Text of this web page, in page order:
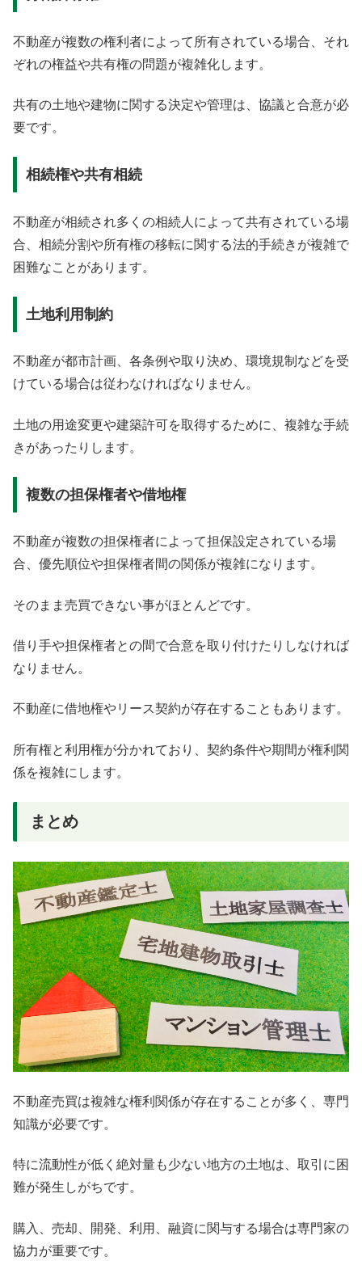
不動産が複数の権利者によって所有されている場合、それ
ぞれの権益や共有権の問題が複雑化します。
共有の土地や建物に関する決定や管理は、協議と合意が必
要です。
相続権や共有相続
不動産が相続され多くの相続人によって共有されている場
合、相続分割や所有権の移転に関する法的手続きが複雑で
困難なことがあります。
土地利用制約
不動産が都市計画、各条例や取り決め、環境規制などを受
けている場合は従わなければなりません。
土地の用途変更や建築許可を取得するために、複雑な手続
きがあったりします。
複数の担保権者や借地権
不動産が複数の担保権者によって担保設定されている場
合、優先順位や担保権者間の関係が複雑になります。
そのまま売買できない事がほとんどです。
借り手や担保権者との間で合意を取り付けたりしなければ
なりません。
不動産に借地権やリース契約が存在することもあります。
所有権と利用権が分かれており、契約条件や期間が権利関
係を複雑にします。
まとめ
不動産売買は複雑な権利関係が存在することが多く、専門
知識が必要です。
特に流動性が低く絶対量も少ない地方の土地は、取引に困
難が発生しがちです。
購入、売却、開発、利用、融資に関与する場合は専門家の
協力が重要です。